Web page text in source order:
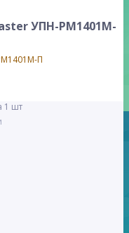
УПН-РМ1401М-
1 шт